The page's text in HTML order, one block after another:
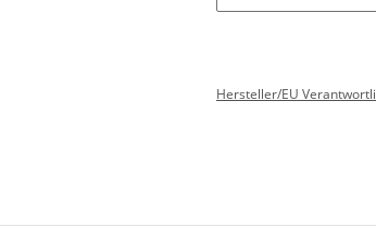
Hersteller/EU